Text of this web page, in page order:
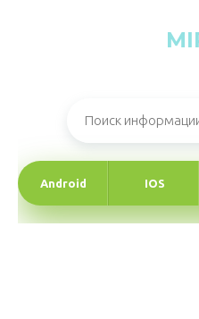
Android IOS